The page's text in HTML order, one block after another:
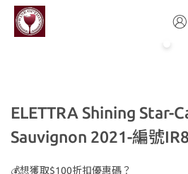
ELETTRA Shining Star-
Sauvignon 2021-編號
💰想獲取$100折扣優惠碼？